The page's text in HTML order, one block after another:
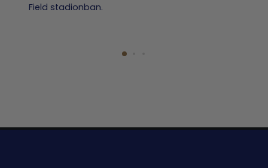
Field stadionban.